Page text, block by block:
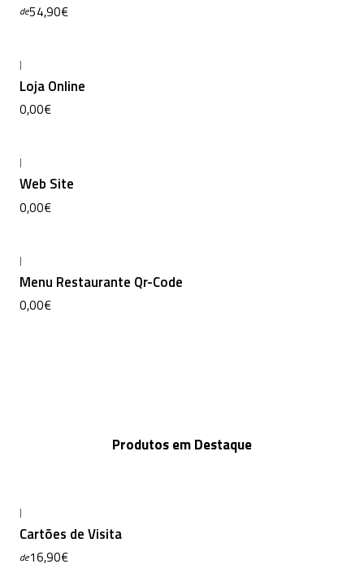
de54,90€
|
Loja Online
0,00€
|
Web Site
0,00€
|
Menu Restaurante Qr-Code
0,00€
Produtos em Destaque
|
Cartões de Visita
de16,90€